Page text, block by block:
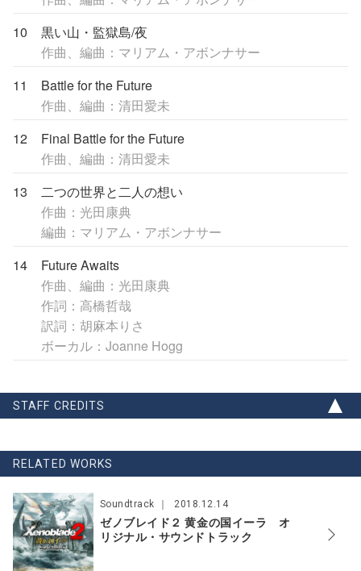
10
黒い山・監獄島/夜
作曲、編曲：マリアム・アボンナサー
11
Battle for the Future
作曲、編曲：清田愛未
12
Final Battle for the Future
作曲、編曲：清田愛未
13
二つの世界と二人の想い
作曲：光田康典
編曲：マリアム・アボンナサー
14
Future Awaits
作曲、編曲：光田康典
作詞：高橋哲哉
訳詞：胡麻本りさ
ボーカル：Joanne Hogg
STAFF CREDITS
RELATED WORKS
Soundtrack 2018.12.14
ゼノブレイド２ 黄金の国イーラ オ
リジナル・サウンドトラック